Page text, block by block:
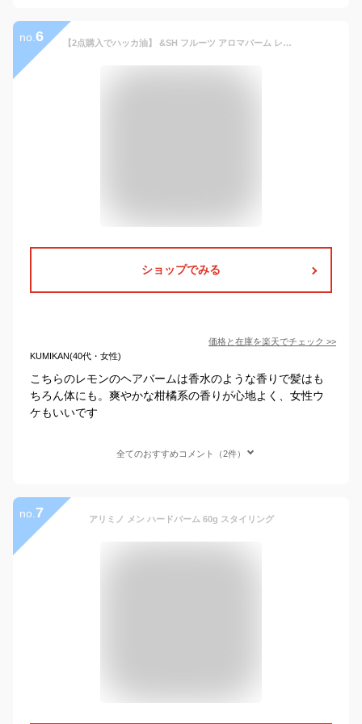
no. 6 【2点購入でハッカ油】 &SH フルーツ アロマバーム レモン 35g [ 練り香水 練香水 ねり香水 子供 子ども キッズ メンズ レディース れもん 柑橘系 柑橘 柑橘系の香り ハンドクリーム ヘアバーム ボディクリーム アロマ ギフト プレゼント かわいい ボディクリーム ]+lt3+
ショップでみる
価格と在庫を楽天でチェック >>
KUMIKAN(40代・女性)
こちらのレモンのヘアバームは香水のような香りで髪はも
ちろん体にも。爽やかな柑橘系の香りが心地よく、女性ウ
ケもいいです
全てのおすすめコメント（2件）
no. 7 アリミノ メン ハードバーム 60g スタイリング